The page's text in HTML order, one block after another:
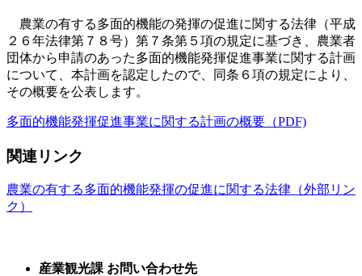
農業の有する多面的機能の発揮の促進に関する法律（平成
２６年法律第７８号）第７条第５項の規定に基づき、農業者
団体から申請のあった多面的機能発揮促進事業に関する計画
について、本計画を認定したので、同条６項の規定により、
その概要を公表します。
多面的機能発揮促進事業に関する計画の概要（PDF)
関連リンク
農業の有する多面的機能発揮の促進に関する法律（外部リン
ク）
産業観光課 お問い合わせ先